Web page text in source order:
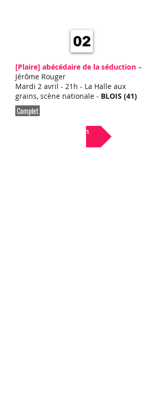
[Plaire] abécédaire de la séduction –
Jérôme Rouger
Mardi 2 avril - 21h - La Halle aux
grains, scène nationale - BLOIS (41)
Complet
Lien